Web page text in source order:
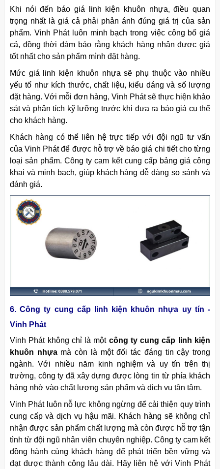
Khi nói đến báo giá linh kiện khuôn nhựa, điều quan
trọng nhất là giá cả phải phản ánh đúng giá trị của sản
phẩm. Vinh Phát luôn minh bạch trong việc công bố giá
cả, đồng thời đảm bảo rằng khách hàng nhận được giá
tốt nhất cho sản phẩm mình đặt hàng.
Mức giá linh kiện khuôn nhựa sẽ phụ thuộc vào nhiều
yếu tố như kích thước, chất liệu, kiểu dáng và số lượng
đặt hàng. Với mỗi đơn hàng, Vinh Phát sẽ thực hiện khảo
sát và phân tích kỹ lưỡng trước khi đưa ra báo giá cụ thể
cho khách hàng.
Khách hàng có thể liên hệ trực tiếp với đội ngũ tư vấn
của Vinh Phát để được hỗ trợ về báo giá chi tiết cho từng
loại sản phẩm. Công ty cam kết cung cấp bảng giá công
khai và minh bạch, giúp khách hàng dễ dàng so sánh và
đánh giá.
6. Công ty cung cấp linh kiện khuôn nhựa uy tín -
Vinh Phát
Vinh Phát không chỉ là một công ty cung cấp linh kiện
khuôn nhựamà còn là một đối tác đáng tin cậy trong
ngành. Với nhiều năm kinh nghiệm và uy tín trên thị
trường, công ty đã xây dựng được lòng tin từ phía khách
hàng nhờ vào chất lượng sản phẩm và dịch vụ tận tâm.
Vinh Phát luôn nỗ lực không ngừng để cải thiện quy trình
cung cấp và dịch vụ hậu mãi. Khách hàng sẽ không chỉ
nhận được sản phẩm chất lượng mà còn được hỗ trợ tận
tình từ đội ngũ nhân viên chuyên nghiệp. Công ty cam kết
đồng hành cùng khách hàng để phát triển bền vững và
đạt được thành công lâu dài. Hãy liên hệ với Vinh Phát